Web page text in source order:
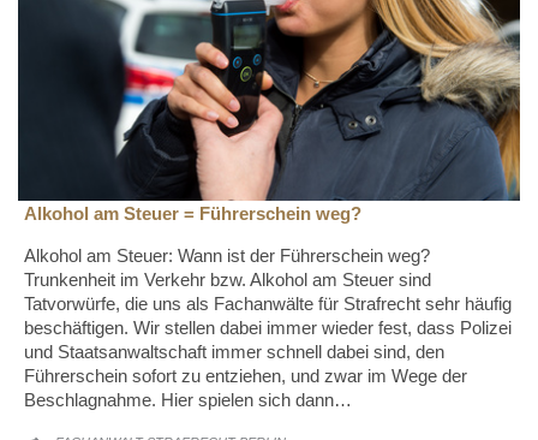
Alkohol am Steuer = Führerschein weg?
Alkohol am Steuer: Wann ist der Führerschein weg?
Trunkenheit im Verkehr bzw. Alkohol am Steuer sind
Tatvorwürfe, die uns als Fachanwälte für Strafrecht sehr häufig
beschäftigen. Wir stellen dabei immer wieder fest, dass Polizei
und Staatsanwaltschaft immer schnell dabei sind, den
Führerschein sofort zu entziehen, und zwar im Wege der
Beschlagnahme. Hier spielen sich dann…